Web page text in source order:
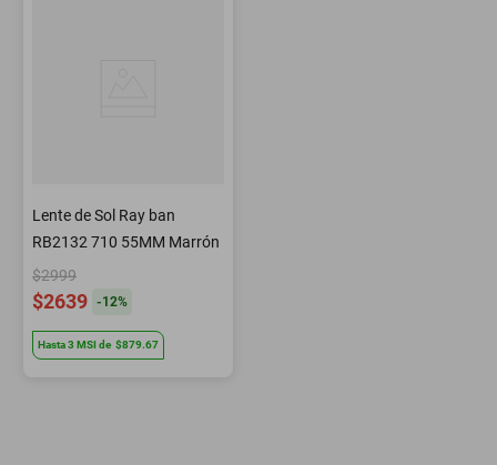
Lente de Sol Ray ban
RB2132 710 55MM Marrón
$2999
$2639 -12%
Hasta3 MSIde $879.67